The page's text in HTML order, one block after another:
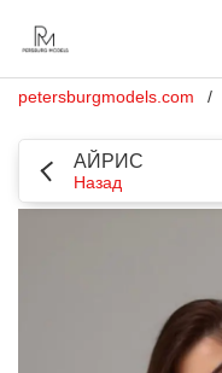
petersburgmodels.com
АЙРИС
Назад